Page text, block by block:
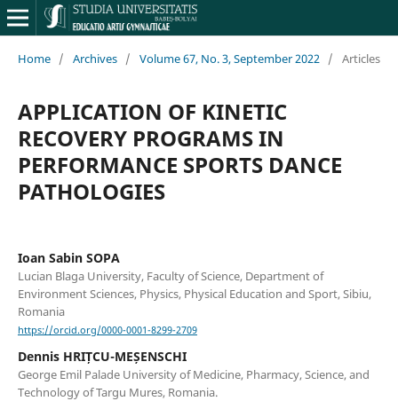
Home / Archives / Volume 67, No. 3, September 2022 / Articles
APPLICATION OF KINETIC
RECOVERY PROGRAMS IN
PERFORMANCE SPORTS DANCE
PATHOLOGIES
Ioan Sabin SOPA
Lucian Blaga University, Faculty of Science, Department of
Environment Sciences, Physics, Physical Education and Sport, Sibiu,
Romania
https://orcid.org/0000-0001-8299-2709
Dennis HRIȚCU-MEȘENSCHI
George Emil Palade University of Medicine, Pharmacy, Science, and
Technology of Targu Mures, Romania.